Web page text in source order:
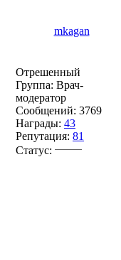
mkagan
Отрешенный
Группа: Врач-
модератор
Сообщений: 3769
Награды: 43
Репутация: 81
Статус: